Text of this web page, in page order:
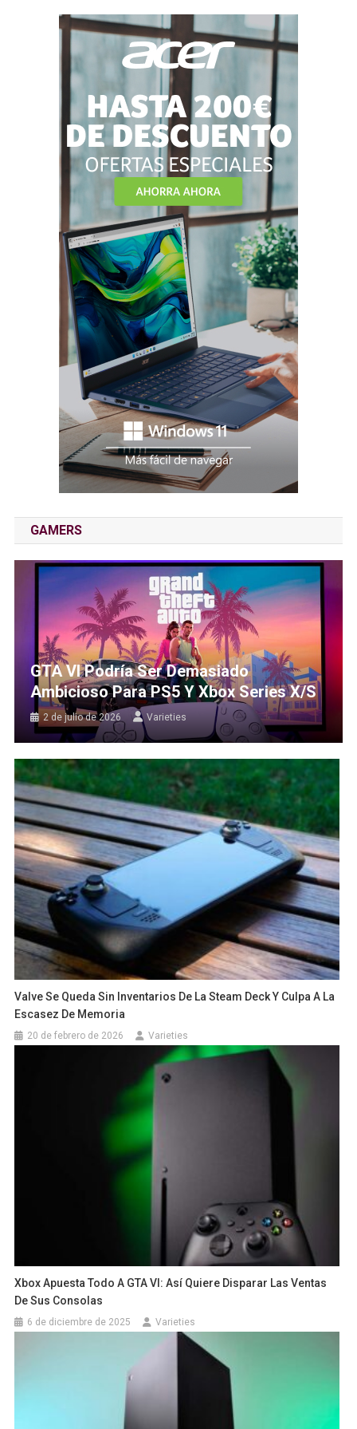
GAMERS
GTA VI Podría Ser Demasiado
Ambicioso Para PS5 Y Xbox Series X/S
2 de julio de 2026 Varieties
Valve Se Queda Sin Inventarios De La Steam Deck Y Culpa A La
Escasez De Memoria
20 de febrero de 2026 Varieties
Xbox Apuesta Todo A GTA VI: Así Quiere Disparar Las Ventas
De Sus Consolas
6 de diciembre de 2025 Varieties